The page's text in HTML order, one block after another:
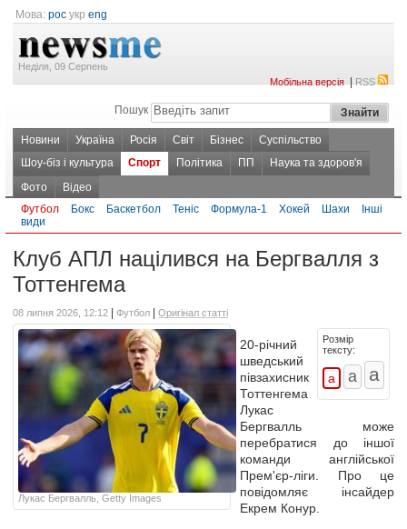
Мова: рос укр eng
Неділя, 09 Серпень
Мобільна версія|RSS
Пошук
Новини Україна Росія Світ Бізнес
Суспільство
Шоу-біз і культура
Спорт Політика ПП
Наука та здоров'я
Фото
Відео
Футбол
Бокс Баскетбол Теніс Формула-1 Хокей Шахи
Інші
види
Клуб АПЛ націлився на Бергвалля з
Тоттенгема
08 липня 2026, 12:12 Футбол Оригінал статті
Лукас Бергвалль, Getty Images
Розмір
тексту:
20-річний
шведський
півзахисник
Тоттенгема
Лукас
Бергвалль може
перебратися до іншої
команди англійської
Прем'єр-ліги. Про це
повідомляє інсайдер
Екрем Конур.